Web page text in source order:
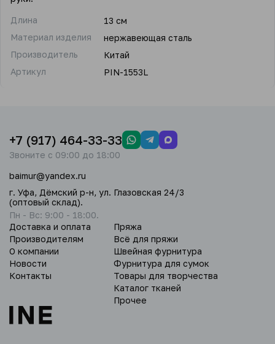
Длина
13 см
Материал изделия
нержавеющая сталь
Производитель
Китай
Артикул
PIN-1553L
Доставка и оплата
Производителям
О компании
Новости
Контакты
Пряжа
Всё для пряжи
Швейная фурнитура
Фурнитура для сумок
Товары для творчества
Каталог тканей
Прочее
+7 (917) 464-33-33
Звоните с 09:00 до 18:00
baimur@yandex.ru
г. Уфа, Дёмский р-н, ул. Глазовская 24/3
(оптовый склад).
Пн - Вс: 9:00 - 18:00.